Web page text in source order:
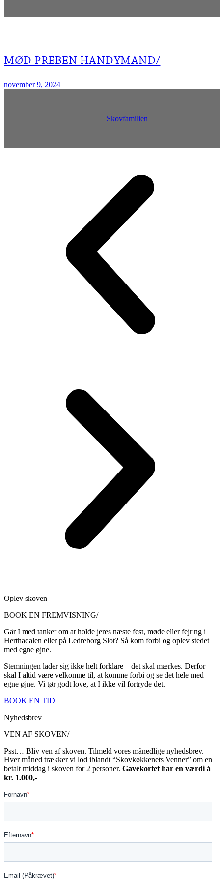
MØD PREBEN HANDYMAND/
november 9, 2024
Skovfamilien
Oplev skoven
BOOK EN FREMVISNING/
Går I med tanker om at holde jeres næste fest, møde eller fejring i
Herthadalen eller på Ledreborg Slot? Så kom forbi og oplev stedet
med egne øjne.
Stemningen lader sig ikke helt forklare – det skal mærkes. Derfor
skal I altid være velkomne til, at komme forbi og se det hele med
egne øjne. Vi tør godt love, at I ikke vil fortryde det.
BOOK EN TID
Nyhedsbrev
VEN AF SKOVEN/
Psst… Bliv ven af skoven. Tilmeld vores månedlige nyhedsbrev.
Hver måned trækker vi lod iblandt “Skovkøkkenets Venner” om en
betalt middag i skoven for 2 personer. Gavekortet har en værdi á
kr. 1.000,-